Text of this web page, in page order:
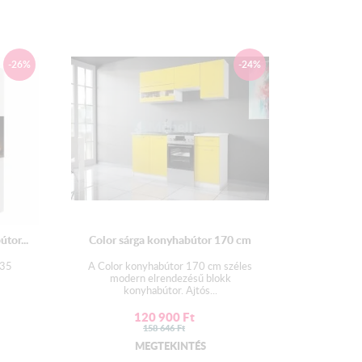
× 51 cm
× 30,5 cm
30,5 cm
Borda front ; fehér fiók elő/üvegkeret
bordázott felületű anyaghatást utánoz.
színe tölgy, bordázott hatású mintázattal ellátva.
-26% -24%
Color sárga konyhabútor 170 cm
A Color konyhabútor 170 cm széles
modern elrendezésű blokk
konyhabútor. Ajtós...
120 900Ft
158 646Ft
MEGTEKINTÉS